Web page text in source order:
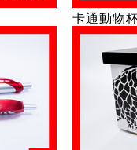
卡通動物